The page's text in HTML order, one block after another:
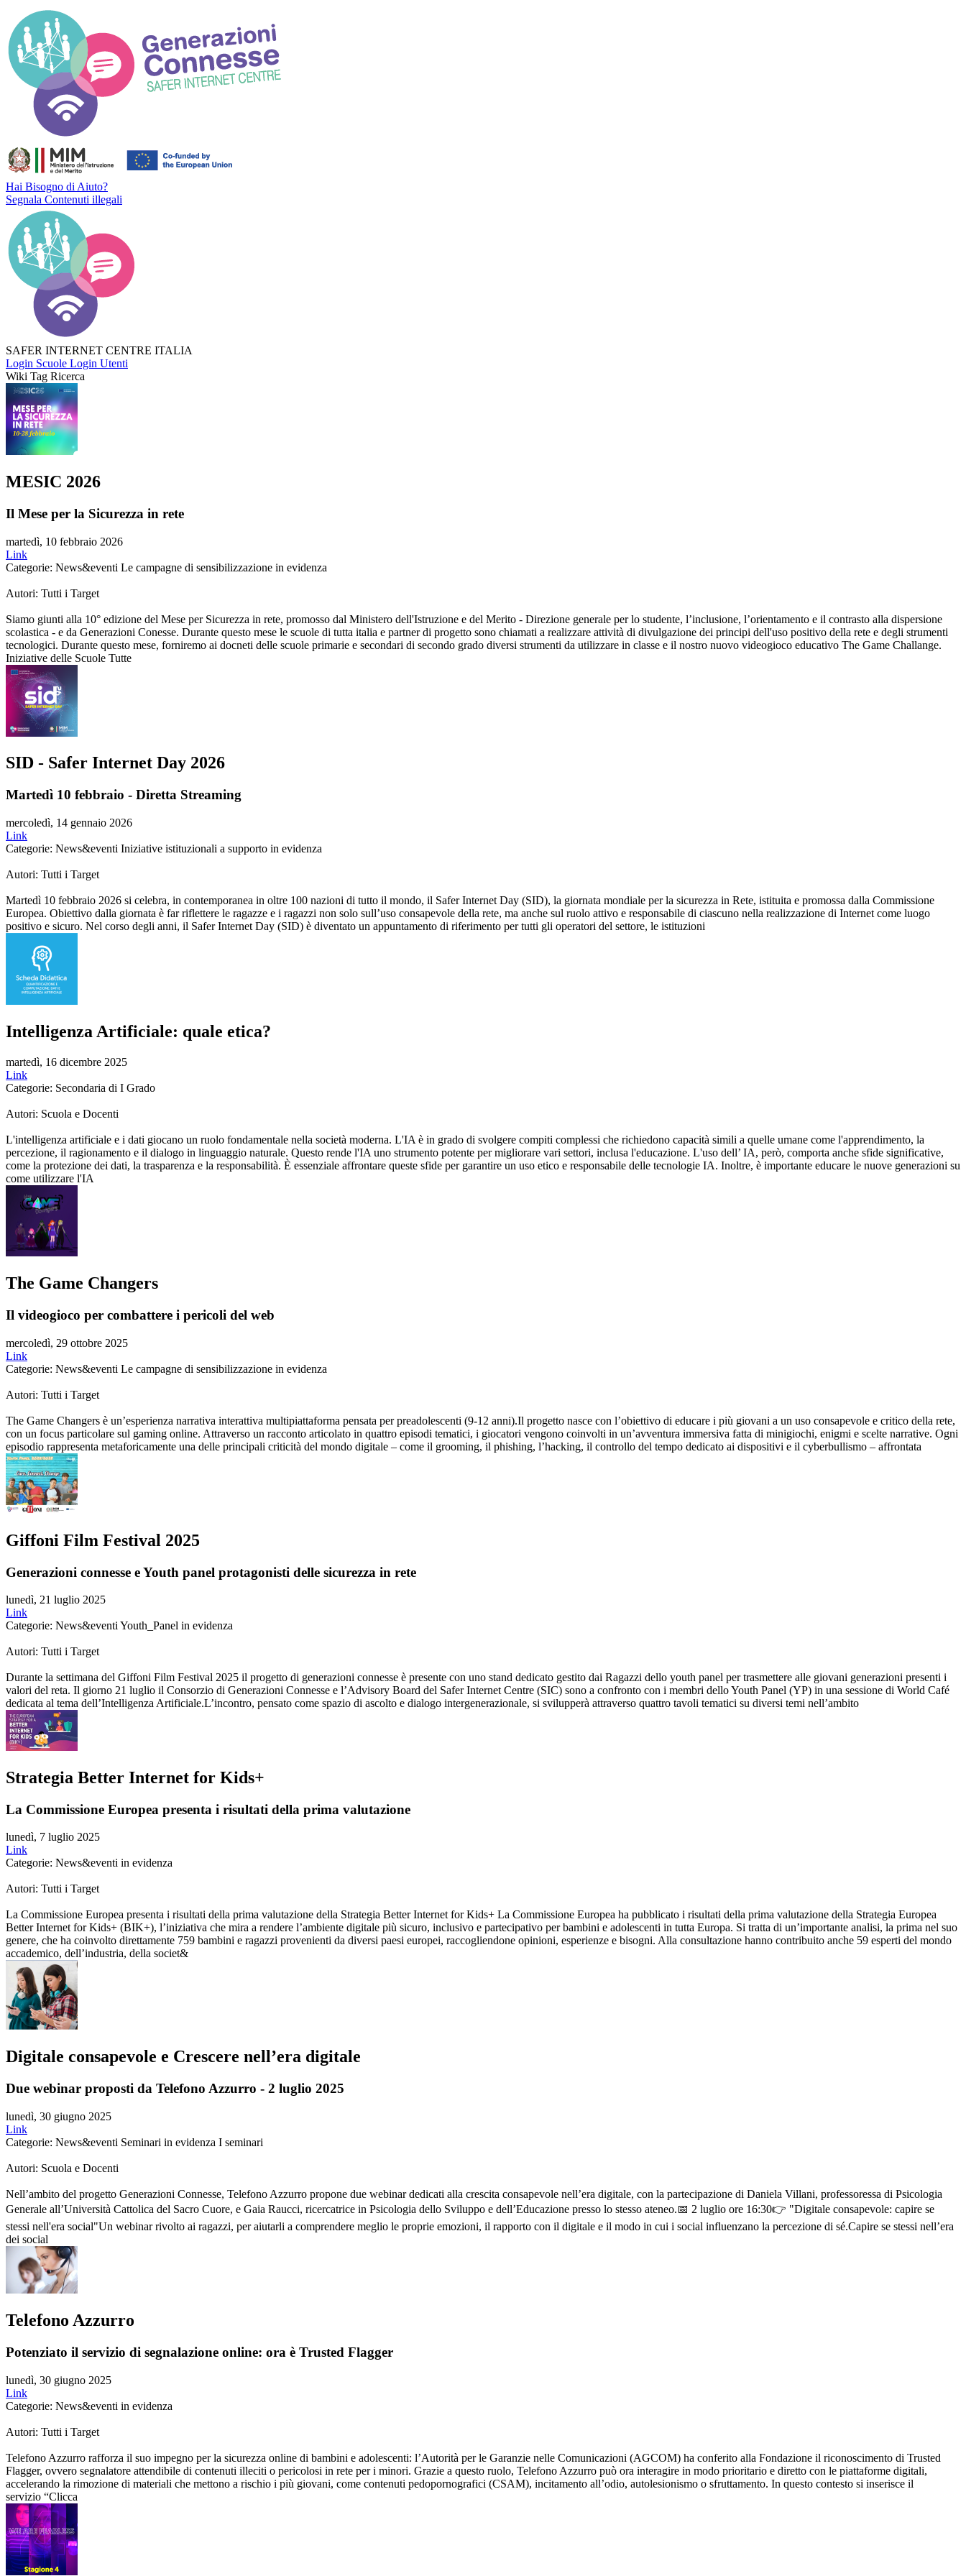
Hai Bisogno di Aiuto?
Segnala Contenuti illegali
SAFER INTERNET CENTRE ITALIA
Login Scuole Login Utenti
Wiki Tag Ricerca
MESIC 2026
Il Mese per la Sicurezza in rete
martedì, 10 febbraio 2026
Link
Categorie: News&eventi Le campagne di sensibilizzazione in evidenza
Autori: Tutti i Target
Siamo giunti alla 10° edizione del Mese per Sicurezza in rete, promosso dal Ministero dell'Istruzione e del Merito - Direzione generale per lo studente, l’inclusione, l’orientamento e il contrasto alla dispersione
scolastica - e da Generazioni Conesse. Durante questo mese le scuole di tutta italia e partner di progetto sono chiamati a realizzare attività di divulgazione dei principi dell'uso positivo della rete e degli strumenti
tecnologici. Durante questo mese, forniremo ai docneti delle scuole primarie e secondari di secondo grado diversi strumenti da utilizzare in classe e il nostro nuovo videogioco educativo The Game Challange.
Iniziative delle Scuole Tutte
SID - Safer Internet Day 2026
Martedì 10 febbraio - Diretta Streaming
mercoledì, 14 gennaio 2026
Link
Categorie: News&eventi Iniziative istituzionali a supporto in evidenza
Autori: Tutti i Target
Martedì 10 febbraio 2026 si celebra, in contemporanea in oltre 100 nazioni di tutto il mondo, il Safer Internet Day (SID), la giornata mondiale per la sicurezza in Rete, istituita e promossa dalla Commissione
Europea. Obiettivo dalla giornata è far riflettere le ragazze e i ragazzi non solo sull’uso consapevole della rete, ma anche sul ruolo attivo e responsabile di ciascuno nella realizzazione di Internet come luogo
positivo e sicuro. Nel corso degli anni, il Safer Internet Day (SID) è diventato un appuntamento di riferimento per tutti gli operatori del settore, le istituzioni
Intelligenza Artificiale: quale etica?
martedì, 16 dicembre 2025
Link
Categorie: Secondaria di I Grado
Autori: Scuola e Docenti
L'intelligenza artificiale e i dati giocano un ruolo fondamentale nella società moderna. L'IA è in grado di svolgere compiti complessi che richiedono capacità simili a quelle umane come l'apprendimento, la
percezione, il ragionamento e il dialogo in linguaggio naturale. Questo rende l'IA uno strumento potente per migliorare vari settori, inclusa l'educazione. L'uso dell’ IA, però, comporta anche sfide significative,
come la protezione dei dati, la trasparenza e la responsabilità. È essenziale affrontare queste sfide per garantire un uso etico e responsabile delle tecnologie IA. Inoltre, è importante educare le nuove generazioni su
come utilizzare l'IA
The Game Changers
Il videogioco per combattere i pericoli del web
mercoledì, 29 ottobre 2025
Link
Categorie: News&eventi Le campagne di sensibilizzazione in evidenza
Autori: Tutti i Target
The Game Changers è un’esperienza narrativa interattiva multipiattaforma pensata per preadolescenti (9-12 anni).Il progetto nasce con l’obiettivo di educare i più giovani a un uso consapevole e critico della rete,
con un focus particolare sul gaming online. Attraverso un racconto articolato in quattro episodi tematici, i giocatori vengono coinvolti in un’avventura immersiva fatta di minigiochi, enigmi e scelte narrative. Ogni
episodio rappresenta metaforicamente una delle principali criticità del mondo digitale – come il grooming, il phishing, l’hacking, il controllo del tempo dedicato ai dispositivi e il cyberbullismo – affrontata
Giffoni Film Festival 2025
Generazioni connesse e Youth panel protagonisti delle sicurezza in rete
lunedì, 21 luglio 2025
Link
Categorie: News&eventi Youth_Panel in evidenza
Autori: Tutti i Target
Durante la settimana del Giffoni Film Festival 2025 il progetto di generazioni connesse è presente con uno stand dedicato gestito dai Ragazzi dello youth panel per trasmettere alle giovani generazioni presenti i
valori del reta. Il giorno 21 luglio il Consorzio di Generazioni Connesse e l’Advisory Board del Safer Internet Centre (SIC) sono a confronto con i membri dello Youth Panel (YP) in una sessione di World Café
dedicata al tema dell’Intelligenza Artificiale.L’incontro, pensato come spazio di ascolto e dialogo intergenerazionale, si svilupperà attraverso quattro tavoli tematici su diversi temi nell’ambito
Strategia Better Internet for Kids+
La Commissione Europea presenta i risultati della prima valutazione
lunedì, 7 luglio 2025
Link
Categorie: News&eventi in evidenza
Autori: Tutti i Target
La Commissione Europea presenta i risultati della prima valutazione della Strategia Better Internet for Kids+ La Commissione Europea ha pubblicato i risultati della prima valutazione della Strategia Europea
Better Internet for Kids+ (BIK+), l’iniziativa che mira a rendere l’ambiente digitale più sicuro, inclusivo e partecipativo per bambini e adolescenti in tutta Europa. Si tratta di un’importante analisi, la prima nel suo
genere, che ha coinvolto direttamente 759 bambini e ragazzi provenienti da diversi paesi europei, raccogliendone opinioni, esperienze e bisogni. Alla consultazione hanno contribuito anche 59 esperti del mondo
accademico, dell’industria, della societ&
Digitale consapevole e Crescere nell’era digitale
Due webinar proposti da Telefono Azzurro - 2 luglio 2025
lunedì, 30 giugno 2025
Link
Categorie: News&eventi Seminari in evidenza I seminari
Autori: Scuola e Docenti
Nell’ambito del progetto Generazioni Connesse, Telefono Azzurro propone due webinar dedicati alla crescita consapevole nell’era digitale, con la partecipazione di Daniela Villani, professoressa di Psicologia
Generale all’Università Cattolica del Sacro Cuore, e Gaia Raucci, ricercatrice in Psicologia dello Sviluppo e dell’Educazione presso lo stesso ateneo.📅 2 luglio ore 16:30👉 "Digitale consapevole: capire se
stessi nell'era social"Un webinar rivolto ai ragazzi, per aiutarli a comprendere meglio le proprie emozioni, il rapporto con il digitale e il modo in cui i social influenzano la percezione di sé.Capire se stessi nell’era
dei social
Telefono Azzurro
Potenziato il servizio di segnalazione online: ora è Trusted Flagger
lunedì, 30 giugno 2025
Link
Categorie: News&eventi in evidenza
Autori: Tutti i Target
Telefono Azzurro rafforza il suo impegno per la sicurezza online di bambini e adolescenti: l’Autorità per le Garanzie nelle Comunicazioni (AGCOM) ha conferito alla Fondazione il riconoscimento di Trusted
Flagger, ovvero segnalatore attendibile di contenuti illeciti o pericolosi in rete per i minori. Grazie a questo ruolo, Telefono Azzurro può ora interagire in modo prioritario e diretto con le piattaforme digitali,
accelerando la rimozione di materiali che mettono a rischio i più giovani, come contenuti pedopornografici (CSAM), incitamento all’odio, autolesionismo o sfruttamento. In questo contesto si inserisce il
servizio “Clicca